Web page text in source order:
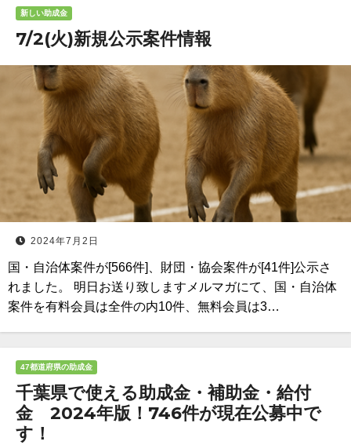
新しい助成金
7/2(火)新規公示案件情報
2024年7月2日
国・自治体案件が[566件]、財団・協会案件が[41件]公示さ
れました。 明日お送り致しますメルマガにて、国・自治体
案件を有料会員は全件の内10件、無料会員は3…
47都道府県の助成金
千葉県で使える助成金・補助金・給付
金 2024年版！746件が現在公募中で
す！